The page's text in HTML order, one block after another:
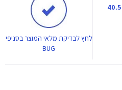
40.5
לחץלבדיקת מלאי המוצר בסניפי
BUG